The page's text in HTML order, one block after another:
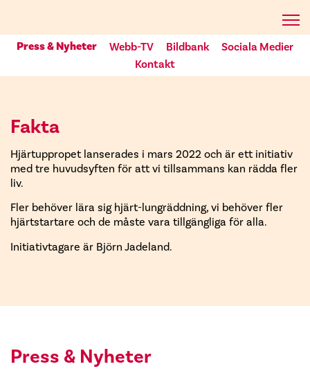
Press & Nyheter Webb-TV Bildbank
Sociala Medier
Kontakt
Fakta
Hjärtuppropet lanserades i mars 2022 och är ett initiativ
med tre huvudsyften för att vi tillsammans kan rädda fler
liv.
Fler behöver lära sig hjärt-lungräddning, vi behöver fler
hjärtstartare och de måste vara tillgängliga för alla.
Initiativtagare är Björn Jadeland.
Press & Nyheter